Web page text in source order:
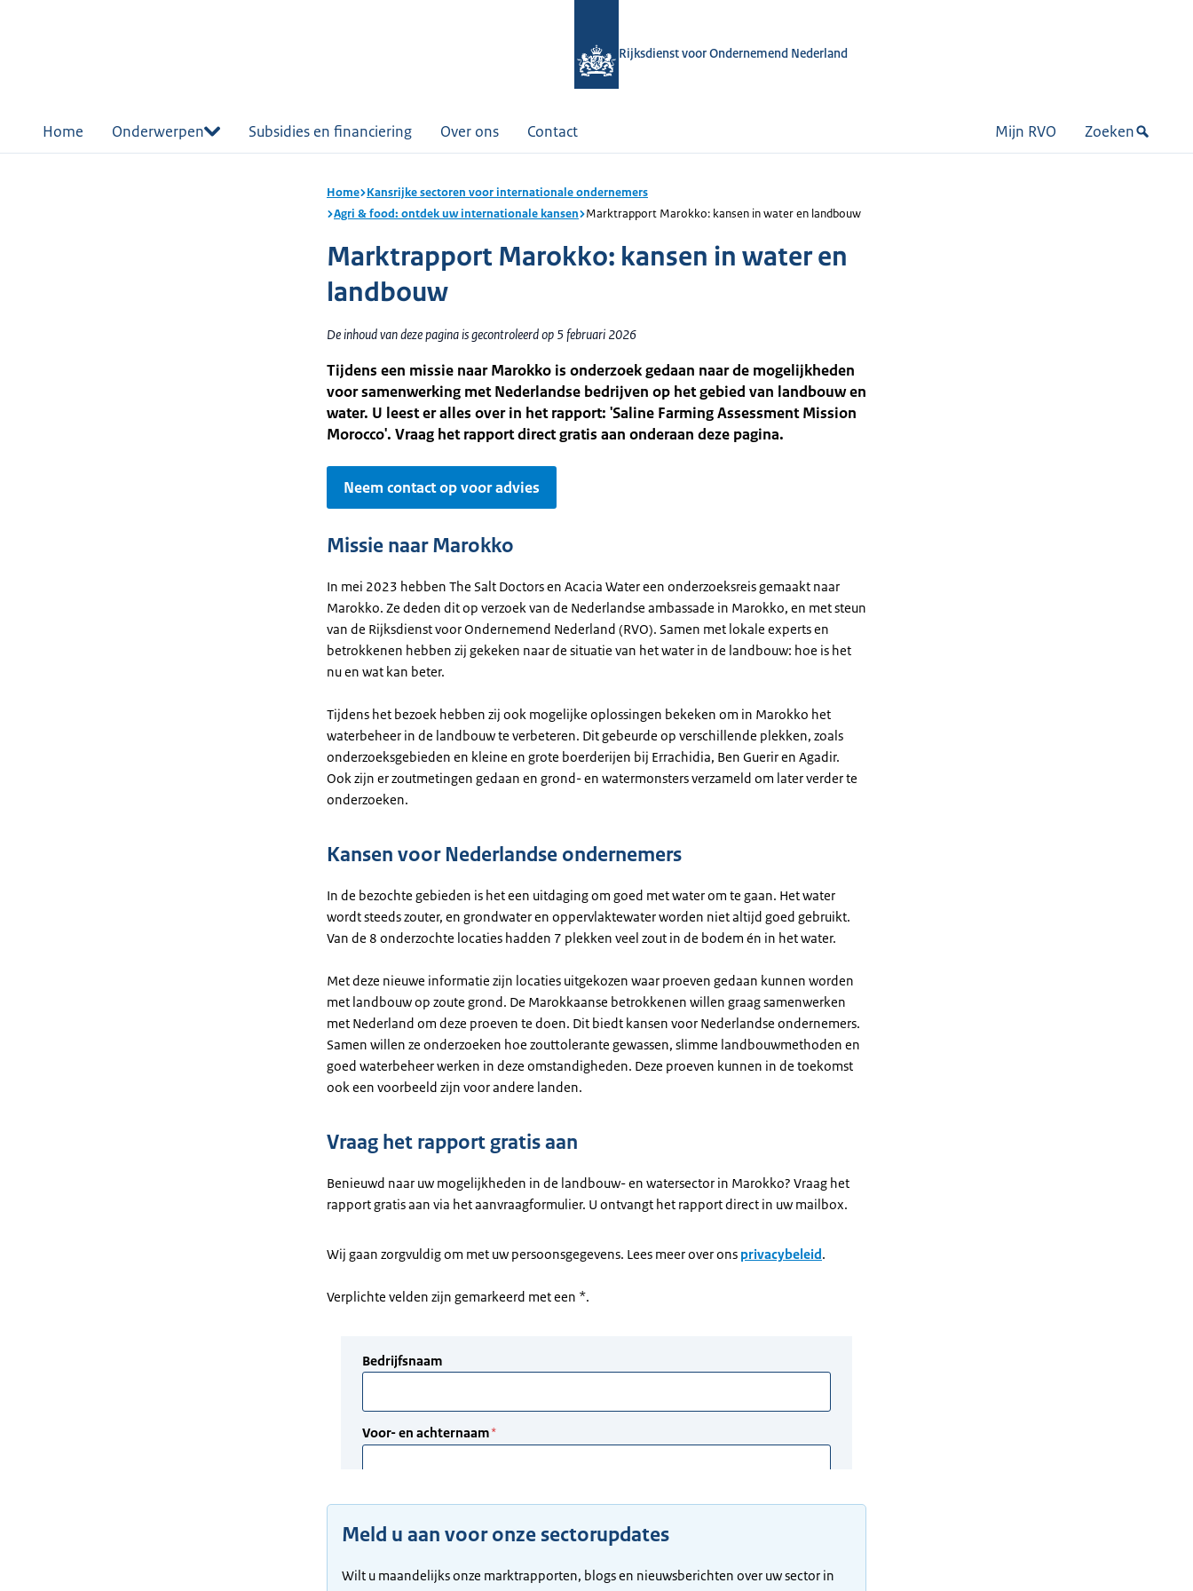
Rijksdienst voor Ondernemend Nederland
Home Onderwerpen Subsidies en financiering Over ons Contact Mijn RVO Zoeken
Home Kansrijke sectoren voor internationale ondernemers
Agri & food: ontdek uw internationale kansen Marktrapport Marokko: kansen in water en landbouw
Marktrapport Marokko: kansen in water en
landbouw
De inhoud van deze pagina is gecontroleerd op 5 februari 2026
Tijdens een missie naar Marokko is onderzoek gedaan naar de mogelijkheden
voor samenwerking met Nederlandse bedrijven op het gebied van landbouw en
water. U leest er alles over in het rapport: 'Saline Farming Assessment Mission
Morocco'. Vraag het rapport direct gratis aan onderaan deze pagina.
Neem contact op voor advies
Missie naar Marokko
In mei 2023 hebben The Salt Doctors en Acacia Water een onderzoeksreis gemaakt naar
Marokko. Ze deden dit op verzoek van de Nederlandse ambassade in Marokko, en met steun
van de Rijksdienst voor Ondernemend Nederland (RVO). Samen met lokale experts en
betrokkenen hebben zij gekeken naar de situatie van het water in de landbouw: hoe is het
nu en wat kan beter.
Tijdens het bezoek hebben zij ook mogelijke oplossingen bekeken om in Marokko het
waterbeheer in de landbouw te verbeteren. Dit gebeurde op verschillende plekken, zoals
onderzoeksgebieden en kleine en grote boerderijen bij Errachidia, Ben Guerir en Agadir.
Ook zijn er zoutmetingen gedaan en grond- en watermonsters verzameld om later verder te
onderzoeken.
Kansen voor Nederlandse ondernemers
In de bezochte gebieden is het een uitdaging om goed met water om te gaan. Het water
wordt steeds zouter, en grondwater en oppervlaktewater worden niet altijd goed gebruikt.
Van de 8 onderzochte locaties hadden 7 plekken veel zout in de bodem én in het water.
Met deze nieuwe informatie zijn locaties uitgekozen waar proeven gedaan kunnen worden
met landbouw op zoute grond. De Marokkaanse betrokkenen willen graag samenwerken
met Nederland om deze proeven te doen. Dit biedt kansen voor Nederlandse ondernemers.
Samen willen ze onderzoeken hoe zouttolerante gewassen, slimme landbouwmethoden en
goed waterbeheer werken in deze omstandigheden. Deze proeven kunnen in de toekomst
ook een voorbeeld zijn voor andere landen.
Vraag het rapport gratis aan
Benieuwd naar uw mogelijkheden in de landbouw- en watersector in Marokko? Vraag het
rapport gratis aan via het aanvraagformulier. U ontvangt het rapport direct in uw mailbox.
Wij gaan zorgvuldig om met uw persoonsgegevens. Lees meer over ons privacybeleid.
Verplichte velden zijn gemarkeerd met een *.
Meld u aan voor onze sectorupdates
Wilt u maandelijks onze marktrapporten, blogs en nieuwsberichten over uw sector in